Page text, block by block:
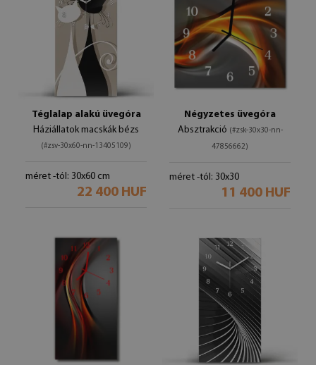
Téglalap alakú üvegóra
Háziállatok macskák bézs
(#zsv-30x60-nn-13405109)
méret -tól: 30x60 cm
22 400 HUF
Négyzetes üvegóra
Absztrakció (#zsk-30x30-nn-
47856662)
méret -tól: 30x30
11 400 HUF